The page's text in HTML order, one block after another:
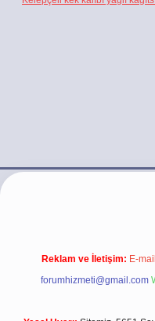
Reklam ve İletişim: E-
forumhizmeti@gmail.com